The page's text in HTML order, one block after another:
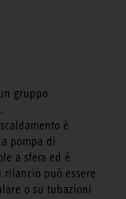
gruppo
è
pompa di
a sfera ed è
può essere
o su tubazioni